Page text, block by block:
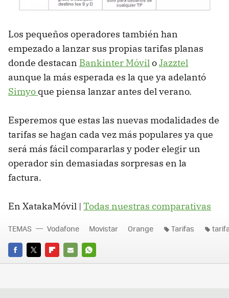
Los pequeños operadores también han
empezado a lanzar sus propias tarifas planas
donde destacan Bankinter MóviloJazztel
aunque la más esperada es la que ya adelantó
Simyo que piensa lanzar antes del verano.
Esperemos que estas las nuevas modalidades de
tarifas se hagan cada vez más populares ya que
será más fácil compararlas y poder elegir un
operador sin demasiadas sorpresas en la
factura.
En XatakaMóvil | Todas nuestras comparativas
FACEBOOK
TWITTERFLIPBOARD
E-
WHATSAPP
TEMAS Vodafone Movistar Orange Tarifas